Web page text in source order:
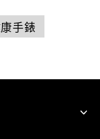
康手錶